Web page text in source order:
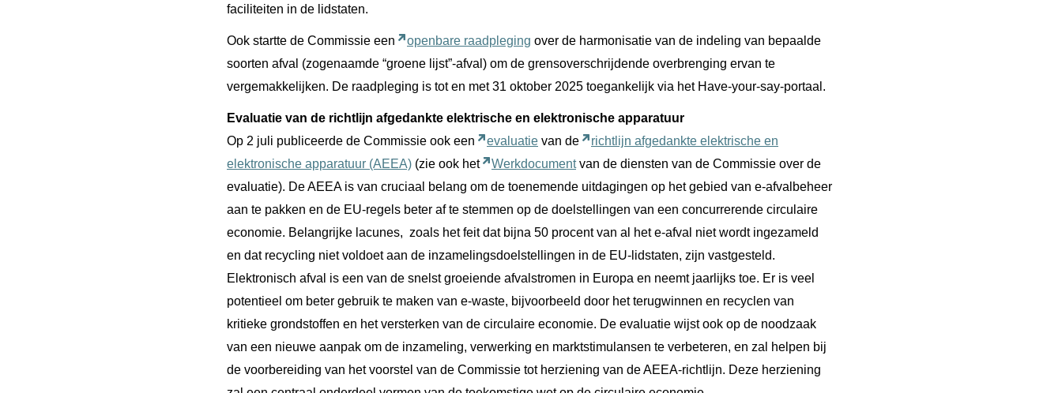
faciliteiten in de lidstaten.
Ook startte de Commissie een openbare raadpleging over de harmonisatie van de indeling van bepaalde
soorten afval (zogenaamde “groene lijst”-afval) om de grensoverschrijdende overbrenging ervan te
vergemakkelijken. De raadpleging is tot en met 31 oktober 2025 toegankelijk via het Have-your-say-portaal.
Evaluatie van de richtlijn afgedankte elektrische en elektronische apparatuur
Op 2 juli publiceerde de Commissie ook een
evaluatie van de
richtlijn afgedankte elektrische en
elektronische apparatuur (AEEA) (zie ook het Werkdocumentvan de diensten van de Commissie over de
evaluatie). De AEEA is van cruciaal belang om de toenemende uitdagingen op het gebied van e-afvalbeheer
aan te pakken en de EU-regels beter af te stemmen op de doelstellingen van een concurrerende circulaire
economie. Belangrijke lacunes, zoals het feit dat bijna 50 procent van al het e-afval niet wordt ingezameld
en dat recycling niet voldoet aan de inzamelingsdoelstellingen in de EU-lidstaten, zijn vastgesteld.
Elektronisch afval is een van de snelst groeiende afvalstromen in Europa en neemt jaarlijks toe. Er is veel
potentieel om beter gebruik te maken van e-waste, bijvoorbeeld door het terugwinnen en recyclen van
kritieke grondstoffen en het versterken van de circulaire economie. De evaluatie wijst ook op de noodzaak
van een nieuwe aanpak om de inzameling, verwerking en marktstimulansen te verbeteren, en zal helpen bij
de voorbereiding van het voorstel van de Commissie tot herziening van de AEEA-richtlijn. Deze herziening